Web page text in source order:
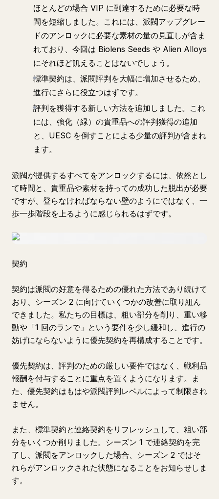
ほとんどの場合 VIP に到達するために必要な時
間を短縮しました。これには、派閥アップグレー
ドのアンロックに必要な素材の量の見直しが含ま
れており、今回は Biolens Seeds や Alien Alloys
にそれほど飢えることはないでしょう。
標準契約は、派閥評判を大幅に増加させるため、
進行にさらに役立つはずです。
評判を獲得する新しい方法を追加しました。これ
には、強化（緑）の貴重品への評判獲得の追加
と、UESC を倒すことによる少量の評判が含まれ
ます。
派閥が提供するすべてをアンロックするには、依然とし
て時間と、貴重品や素材を持っての成功した脱出が必要
ですが、登らなければならない壁のようにではなく、一
歩一歩階段を上るように感じられるはずです。
契約
契約は派閥の好意を得るための優れた方法であり続けて
おり、シーズン 2 に向けていくつかの改善に取り組ん
できました。私たちの目標は、粗い部分を削り、重い移
動や「1 回のランで」という要件を少し緩和し、進行の
妨げにならないように優先契約を再構成することです。
優先契約は、評判のための厳しい要件ではなく、戦利品
報酬を付与することに重点を置くようになります。ま
た、優先契約はもはや派閥評判レベルによって制限され
ません。
また、標準契約と連絡契約をリフレッシュして、粗い部
分をいくつか削りました。シーズン 1 で連絡契約を完
了し、派閥をアンロックした場合、シーズン 2 ではそ
れらがアンロックされた状態になることをお知らせしま
す。